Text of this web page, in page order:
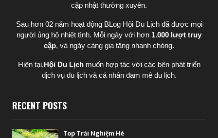
cập nhật thường xuyên.
Sau hơn 02 năm hoạt động BLog Hội Du Lịch đã được mọi
người ủng hộ nhiệt tình. Mỗi ngày với hơn 1.000 lượt truy
cập, và ngày càng gia tăng nhanh chóng.
Hiện tại,Hội Du Lịch muốn hợp tác với các bên phát triển
dịch vụ du lịch và cá nhân đam mê du lịch.
RECENT POSTS
Top Trải Nghiệm Hè